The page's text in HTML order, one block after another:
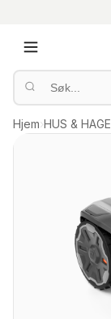
Hjem›HUS & HAGE